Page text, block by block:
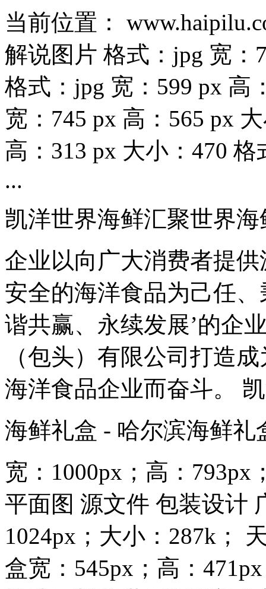
当前位置：
解说图片 格式：jpg 宽：
格式：jpg 宽：599 px 高
宽：745 px 高：565 px
高：313 px 大小：470
...
凯洋世界海鲜汇聚世界海
企业以向广大消费者提
安全的海洋食品为己任
谐共赢、永续发展’的企
（包头）有限公司打造
海洋食品企业而奋斗。
海鲜礼盒 - 哈尔滨海鲜
宽：1000px；高：793px
平面图 源文件 包装设计
1024px；大小：287k；
盒宽：545px；高：